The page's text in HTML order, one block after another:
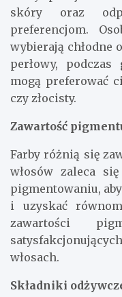
skóry oraz
preferencjom.
wybierają chłodne
perłowy,
mogą preferować
czy złocisty.
Zawartość
Farby różnią się
włosów zaleca
pigmentowaniu,
i uzyskać
zawartości
włosach.
Składniki